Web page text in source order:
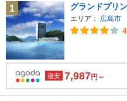
1
グランドプリ
エリア： 広島市
最安 7,987円～